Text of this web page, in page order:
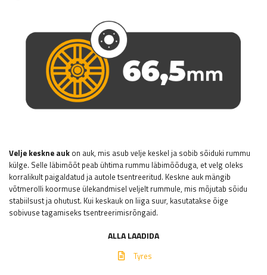
Velje keskne auk on auk, mis asub velje keskel ja sobib sõiduki rummu
külge. Selle läbimõõt peab ühtima rummu läbimõõduga, et velg oleks
korralikult paigaldatud ja autole tsentreeritud. Keskne auk mängib
võtmerolli koormuse ülekandmisel veljelt rummule, mis mõjutab sõidu
stabiilsust ja ohutust. Kui keskauk on liiga suur, kasutatakse õige
sobivuse tagamiseks tsentreerimisrõngaid.
ALLA LAADIDA
Tyres